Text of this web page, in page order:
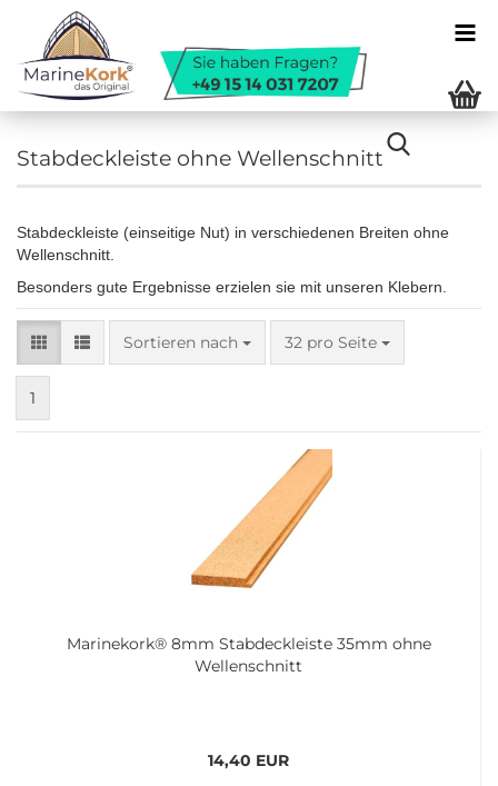
Stabdeckleiste ohne Wellenschnitt
Stabdeckleiste (einseitige Nut) in verschiedenen Breiten ohne
Wellenschnitt.
Besonders gute Ergebnisse erzielen sie mit unseren Klebern.
Sortieren nach
Sortieren nach 32 pro Seite
pro Seite
1
Ma­ri­ne­kork® 8mm Stab­deck­leis­te 35mm ohne
Wel­len­schnitt
14,40 EUR